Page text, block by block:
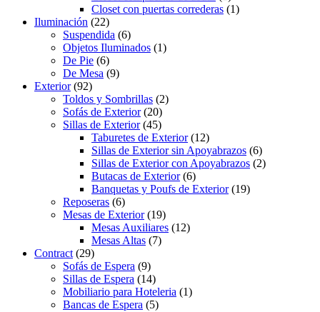
Closet con puertas correderas (1)
Iluminación (22)
Suspendida (6)
Objetos Iluminados (1)
De Pie (6)
De Mesa (9)
Exterior(92)
Toldos y Sombrillas (2)
Sofás de Exterior(20)
Sillas de Exterior(45)
Taburetes de Exterior(12)
Sillas de Exterior sin Apoyabrazos (6)
Sillas de Exterior con Apoyabrazos (2)
Butacas de Exterior(6)
Banquetas y Poufs de Exterior(19)
Reposeras (6)
Mesas de Exterior(19)
Mesas Auxiliares (12)
Mesas Altas (7)
Contract (29)
Sofás de Espera (9)
Sillas de Espera (14)
Mobiliario para Hoteleria (1)
Bancas de Espera (5)